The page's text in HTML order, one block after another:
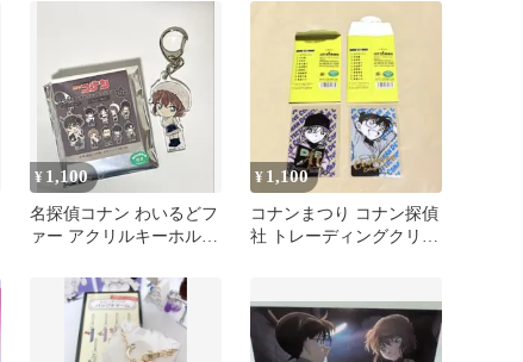
¥ 1,100
名探偵コナン わいるどフ
ァー アクリルキーホルダ
¥ 1,100
コナンまつり コナン探偵
社 トレーディングクリア